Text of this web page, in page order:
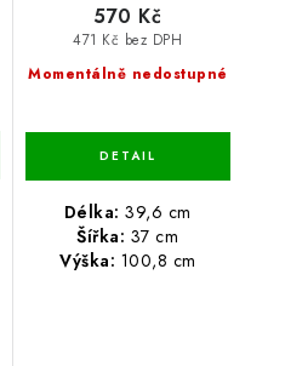
Momentálně nedostupné
471 Kč bez DPH
570 Kč
Délka: 39,6 cm
Šířka: 37 cm
Výška: 100,8 cm